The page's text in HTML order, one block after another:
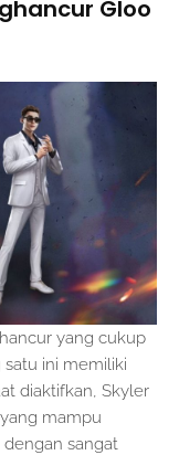
Gloo
yang cukup
satu ini memiliki
diaktifkan, Skyler
mampu
sangat